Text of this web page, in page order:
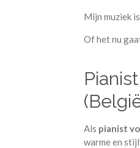
Mijn muziek
Of het nu
Als pianist
warme en